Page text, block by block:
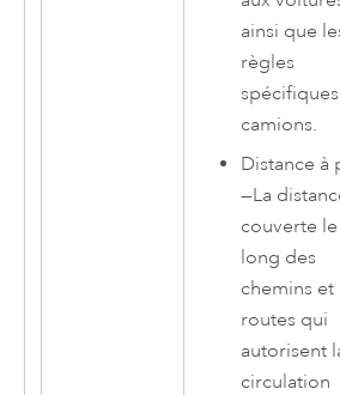
ainsi que
règles
camions.
Distance à
—La
couverte le
long des
chemins et
routes qui
autorisent
circulation